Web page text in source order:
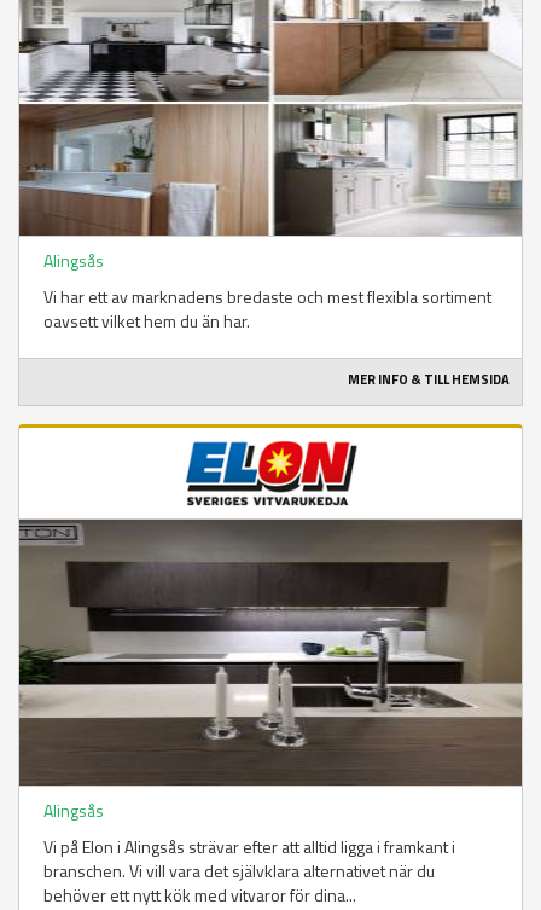
Alingsås
Vi har ett av marknadens bredaste och mest flexibla sortiment
oavsett vilket hem du än har.
MER INFO & TILL HEMSIDA
Alingsås
Vi på Elon i Alingsås strävar efter att alltid ligga i framkant i
branschen. Vi vill vara det självklara alternativet när du
behöver ett nytt kök med vitvaror för dina...